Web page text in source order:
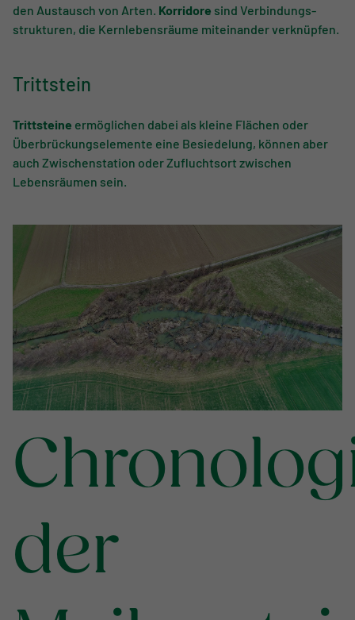
den Austausch von Arten. Korridore sind Ver­bindungs­
strukturen, die Kernlebens­räume miteinander verknüpfen.
Trittstein
Trittsteine ermöglichen dabei als kleine Flächen oder
Überbrückungs­elemente eine Besiedelung, können aber
auch Zwischenstation oder Zufluchtsort zwischen
Lebensräumen sein.
der